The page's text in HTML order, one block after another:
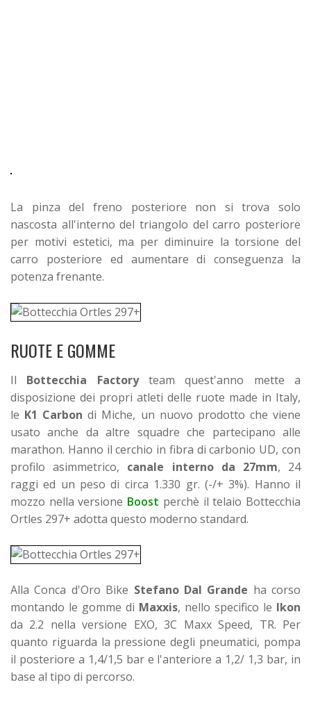
La pinza del freno posteriore non si trova solo
nascosta all'interno del triangolo del carro posteriore
per motivi estetici, ma per diminuire la torsione del
carro posteriore ed aumentare di conseguenza la
potenza frenante.
RUOTE E GOMME
Il Bottecchia Factoryteam quest'anno mette a
disposizione dei propri atleti delle ruote made in Italy,
le K1 Carbon di Miche, un nuovo prodotto che viene
usato anche da altre squadre che partecipano alle
marathon. Hanno il cerchio in fibra di carbonio UD, con
profilo asimmetrico, canale interno da 27mm, 24
raggi ed un peso di circa 1.330 gr. (-/+ 3%). Hanno il
mozzo nella versione Boost perchè il telaio Bottecchia
Ortles 297+ adotta questo moderno standard.
Alla Conca d'Oro Bike Stefano Dal Grande ha corso
montando le gomme di Maxxis, nello specifico le Ikon
da 2.2 nella versione EXO, 3C Maxx Speed, TR. Per
quanto riguarda la pressione degli pneumatici, pompa
il posteriore a 1,4/1,5 bar e l'anteriore a 1,2/ 1,3 bar, in
base al tipo di percorso.